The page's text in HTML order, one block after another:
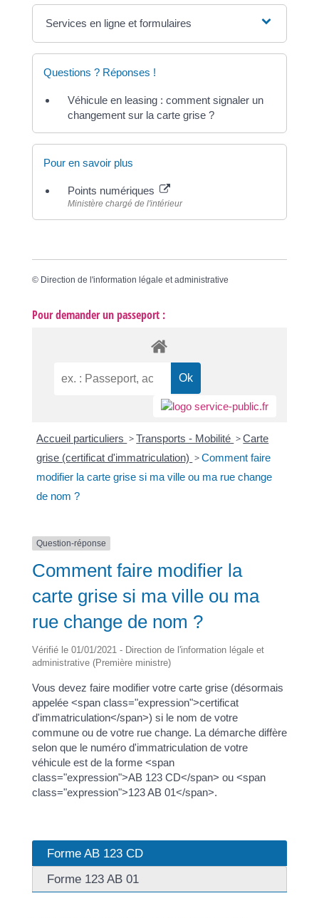
Services en ligne et formulaires
Questions ? Réponses !
Véhicule en leasing : comment signaler un
changement sur la carte grise ?
Pour en savoir plus
Points numériques
Ministère chargé de l'intérieur
© Direction de l'information légale et administrative
Pour demander un passeport :
Accueil particuliers >Transports - Mobilité >Carte
grise (certificat d'immatriculation) >Comment faire
modifier la carte grise si ma ville ou ma rue change
de nom ?
Question-réponse
Comment faire modifier la
carte grise si ma ville ou ma
rue change de nom ?
Vérifié le 01/01/2021 - Direction de l'information légale et
administrative (Première ministre)
Vous devez faire modifier votre carte grise (désormais
appelée <span class="expression">certificat
d'immatriculation</span>) si le nom de votre
commune ou de votre rue change. La démarche diffère
selon que le numéro d'immatriculation de votre
véhicule est de la forme <span
class="expression">AB 123 CD</span> ou <span
class="expression">123 AB 01</span>.
Forme AB 123 CD
Forme 123 AB 01